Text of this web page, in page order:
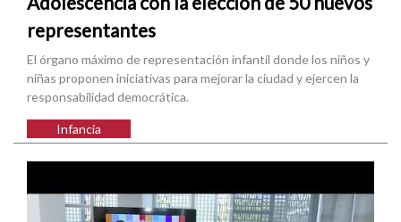
representantes
El órgano máximo de representación infantil donde los niños y
niñas proponen iniciativas para mejorar la ciudad y ejercen la
responsabilidad democrática.
Infancia